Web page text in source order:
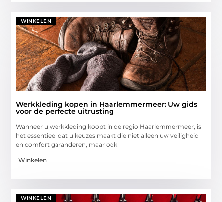
WINKELEN
Werkkleding kopen in Haarlemmermeer: Uw gids
voor de perfecte uitrusting
Wanneer u werkkleding koopt in de regio Haarlemmermeer, is
het essentieel dat u keuzes maakt die niet alleen uw veiligheid
en comfort garanderen, maar ook
Winkelen
WINKELEN